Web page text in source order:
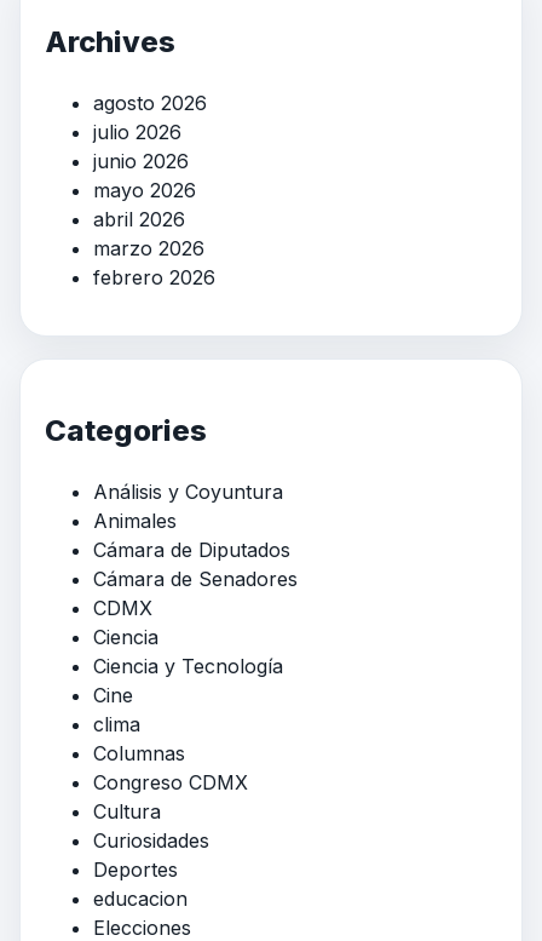
Archives
agosto 2026
julio 2026
junio 2026
mayo 2026
abril 2026
marzo 2026
febrero 2026
Categories
Análisis y Coyuntura
Animales
Cámara de Diputados
Cámara de Senadores
CDMX
Ciencia
Ciencia y Tecnología
Cine
clima
Columnas
Congreso CDMX
Cultura
Curiosidades
Deportes
educacion
Elecciones